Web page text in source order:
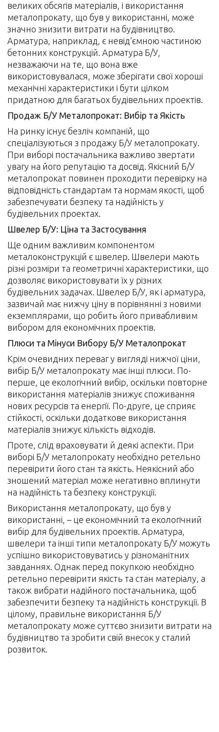
великих обсягів матеріалів, і використання
металопрокату, що був у використанні, може
значно знизити витрати на будівництво.
Арматура, наприклад, є невід’ємною частиною
бетонних конструкцій. Арматура Б/У,
незважаючи на те, що вона вже
використовувалася, може зберігати свої хороші
механічні характеристики і бути цілком
придатною для багатьох будівельних проектів.
Продаж Б/У Металопрокат: Вибір та Якість
На ринку існує безліч компаній, що
спеціалізуються з продажу Б/У металопрокату.
При виборі постачальника важливо звертати
увагу на його репутацію та досвід. Якісний Б/У
металопрокат повинен проходити перевірку на
відповідність стандартам та нормам якості, щоб
забезпечувати безпеку та надійність у
будівельних проектах.
Швелер Б/У: Ціна та Застосування
Ще одним важливим компонентом
металоконструкцій є швелер. Швелери мають
різні розміри та геометричні характеристики, що
дозволяє використовувати їх у різних
будівельних задачах. Швелер Б/У, як і арматура,
зазвичай має нижчу ціну в порівнянні з новими
екземплярами, що робить його привабливим
вибором для економічних проектів.
Плюси та Мінуси Вибору Б/У Металопрокат
Крім очевидних переваг у вигляді нижчої ціни,
вибір Б/У металопрокату має інші плюси. По-
перше, це екологічний вибір, оскільки повторне
використання матеріалів знижує споживання
нових ресурсів та енергії. По-друге, це сприяє
стійкості, оскільки додаткове використання
матеріалів знижує кількість відходів.
Проте, слід враховувати й деякі аспекти. При
виборі Б/У металопрокату необхідно ретельно
перевірити його стан та якість. Неякісний або
зношений матеріал може негативно вплинути
на надійність та безпеку конструкції.
Використання металопрокату, що був у
використанні, – це економічний та екологічний
вибір для будівельних проектів. Арматура,
швелери та інші типи металопрокату Б/У можуть
успішно використовуватись у різноманітних
завданнях. Однак перед покупкою необхідно
ретельно перевірити якість та стан матеріалу, а
також вибрати надійного постачальника, щоб
забезпечити безпеку та надійність конструкції. В
цілому, правильне використання Б/У
металопрокату може суттєво знизити витрати на
будівництво та зробити свій внесок у сталий
розвиток.